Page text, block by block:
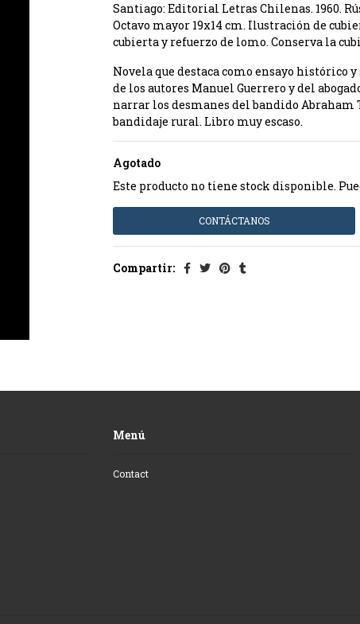
Santiago: Editorial Letras Chilenas. 1960.
Octavo mayor 19x14 cm. Ilustración de
cubierta y refuerzo de lomo. Conserva la
Novela que destaca como ensayo histórico
de los autores Manuel Guerrero y del
narrar los desmanes del bandido Abraham
bandidaje rural. Libro muy escaso.
Agotado
Este producto no tiene stock disponible.
CONTÁCTANOS
Compartir:
Menú
Contact